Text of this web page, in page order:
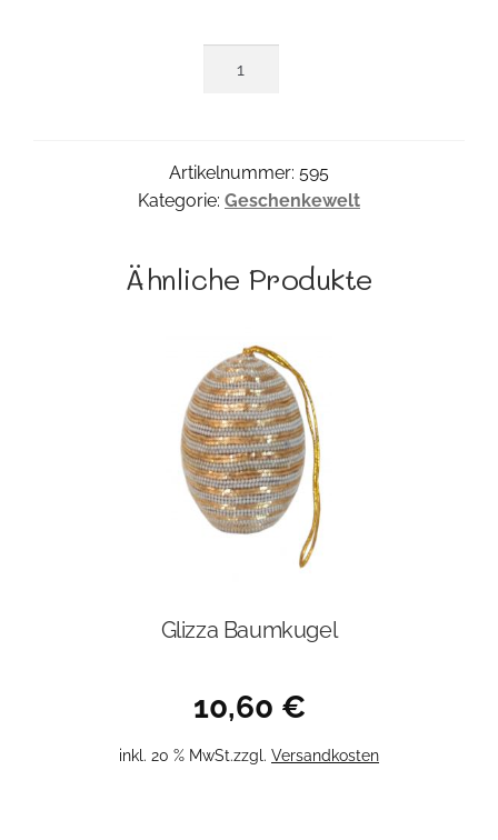
Artikelnummer: 595
Kategorie: Geschenkewelt
Ähnliche Produkte
Glizza Baumkugel
10,60 €
inkl. 20 % MwSt.zzgl. Versandkosten